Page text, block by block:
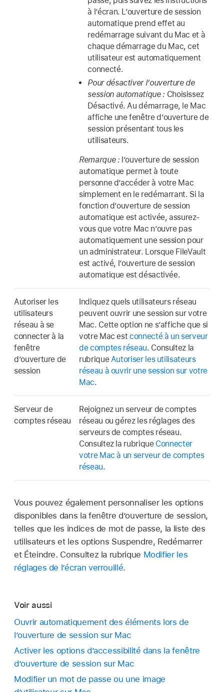
à l’écran. L’ouverture de session
automatique prend effet au
redémarrage suivant du Mac et à
chaque démarrage du Mac, cet
utilisateur est automatiquement
connecté.
Pour désactiver l’ouverture de
session automatique : Choisissez
Désactivé. Au démarrage, le Mac
affiche une fenêtre d’ouverture de
session présentant tous les
utilisateurs.
Remarque : l’ouverture de session
automatique permet à toute
personne d’accéder à votre Mac
simplement en le redémarrant. Si la
fonction d’ouverture de session
automatique est activée, assurez-
vous que votre Mac n’ouvre pas
automatiquement une session pour
un administrateur. Lorsque FileVault
est activé, l’ouverture de session
automatique est désactivée.
Autoriser les
utilisateurs
réseau à se
connecter à la
fenêtre
d’ouverture de
session
Indiquez quels utilisateurs réseau
peuvent ouvrir une session sur votre
Mac. Cette option ne s’affiche que si
votre Mac estconnecté à un serveur
de comptes réseau. Consultez la
rubrique Autoriser les utilisateurs
réseau à ouvrir une session sur votre
Mac.
Serveur de
comptes réseau
Rejoignez un serveur de comptes
réseau ou gérez les réglages des
serveurs de comptes réseau.
Consultez la rubrique Connecter
votre Mac à un serveur de comptes
réseau.
Vous pouvez également personnaliser les options
disponibles dans la fenêtre d’ouverture de session,
telles que les indices de mot de passe, la liste des
utilisateurs et les options Suspendre, Redémarrer
et Éteindre. Consultez la rubrique Modifier les
réglages de l’écran verrouillé.
Voir aussi
Ouvrir automatiquement des éléments lors de
l’ouverture de session sur Mac
Activer les options d’accessibilité dans la fenêtre
d’ouverture de session sur Mac
Modifier un mot de passe ou une image